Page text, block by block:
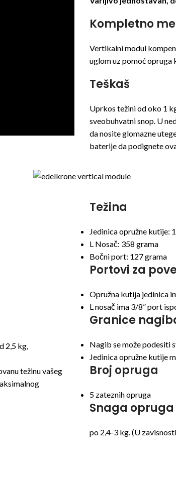
Kompletno
Vertikalni modul
uglom uz pomoć
Teškaš
Uprkos težini od oko 1
sveobuhvatni snop. U
da nosite glomazne
baterije da podignete
2,5 kg,
težinu vašeg
Težina
Jedinica opružne kutije:
L Nosač: 358 grama
Bočni port: 127 grama
Portovi za
Opružna kutija jedinica
L nosač ima 3/8” port
Granice
Nagib se može podesiti
Jedinica opružne kutije
Broj opruga
5 zateznih opruga
Snaga opruga
po 2,4-3 kg. (U